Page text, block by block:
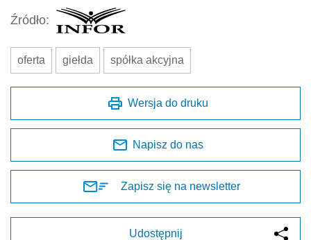
Źródło:
oferta giełda spółka akcyjna
Wersja do druku
Napisz do nas
Zapisz się na newsletter
Udostępnij